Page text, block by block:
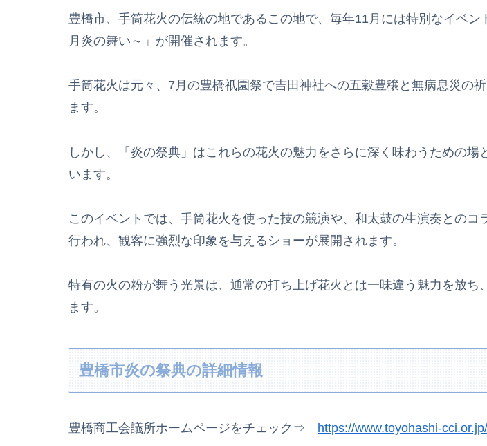
豊橋市、手筒花火の伝統の地であるこの地で、毎年11月には特別なイベン
月炎の舞い～」が開催されます。
手筒花火は元々、7月の豊橋祇園祭で吉田神社への五穀豊穣と無病息災の
ます。
しかし、「炎の祭典」はこれらの花火の魅力をさらに深く味わうための場
います。
このイベントでは、手筒花火を使った技の競演や、和太鼓の生演奏とのコ
行われ、観客に強烈な印象を与えるショーが展開されます。
特有の火の粉が舞う光景は、通常の打ち上げ花火とは一味違う魅力を放ち
ます。
豊橋市炎の祭典の詳細情報
豊橋商工会議所ホームページをチェック⇒ https://www.toyohashi-cci.or.jp/